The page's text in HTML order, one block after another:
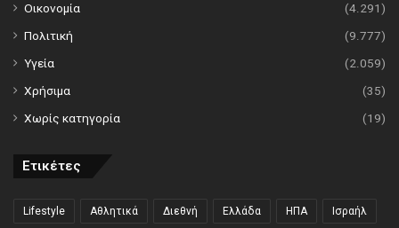
Οικονομία
(4.291)
Πολιτική
(9.777)
Υγεία
(2.059)
Χρήσιμα
(35)
Χωρίς κατηγορία
(19)
Ετικέτες
Lifestyle Αθλητικά Διεθνή Ελλάδα ΗΠΑ Ισραήλ